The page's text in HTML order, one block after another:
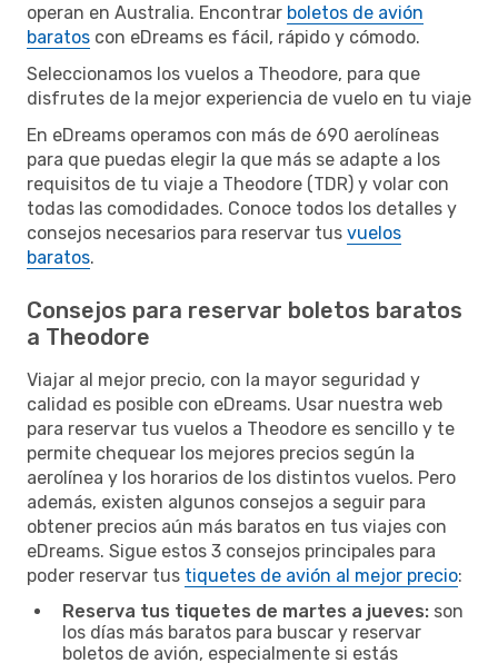
operan en Australia. Encontrar boletos de avión
baratos con eDreams es fácil, rápido y cómodo.
Seleccionamos los vuelos a Theodore, para que
disfrutes de la mejor experiencia de vuelo en tu viaje
En eDreams operamos con más de 690 aerolíneas
para que puedas elegir la que más se adapte a los
requisitos de tu viaje a Theodore (TDR) y volar con
todas las comodidades. Conoce todos los detalles y
consejos necesarios para reservar tus vuelos
baratos.
Consejos para reservar boletos baratos
a Theodore
Viajar al mejor precio, con la mayor seguridad y
calidad es posible con eDreams. Usar nuestra web
para reservar tus vuelos a Theodore es sencillo y te
permite chequear los mejores precios según la
aerolínea y los horarios de los distintos vuelos. Pero
además, existen algunos consejos a seguir para
obtener precios aún más baratos en tus viajes con
eDreams. Sigue estos 3 consejos principales para
poder reservar tus tiquetes de avión al mejor precio:
Reserva tus tiquetes de martes a jueves: son
los días más baratos para buscar y reservar
boletos de avión, especialmente si estás